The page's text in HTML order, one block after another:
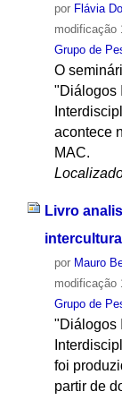
por Flávia
modificação
Grupo de
O
"Diálogos
acontece
MAC.
Livro
por Mauro
modificação
Grupo de
"Diálogos
foi
partir de